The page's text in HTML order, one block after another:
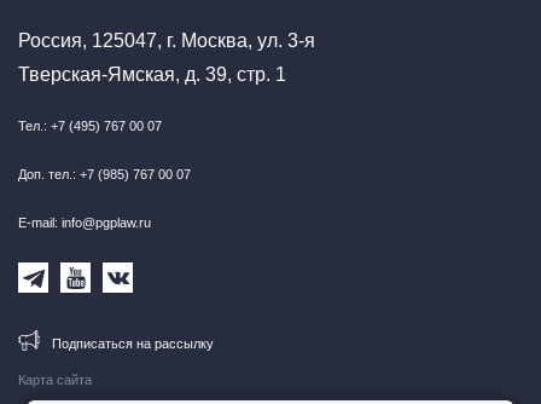
Карта сайта
Россия, 125047, г. Москва, ул. 3-я
Тверская-Ямская, д. 39, стр. 1
Тел.: +7 (495) 767 00 07
Доп. тел.: +7 (985) 767 00 07
E-mail: info@pgplaw.ru
Подписаться на рассылку